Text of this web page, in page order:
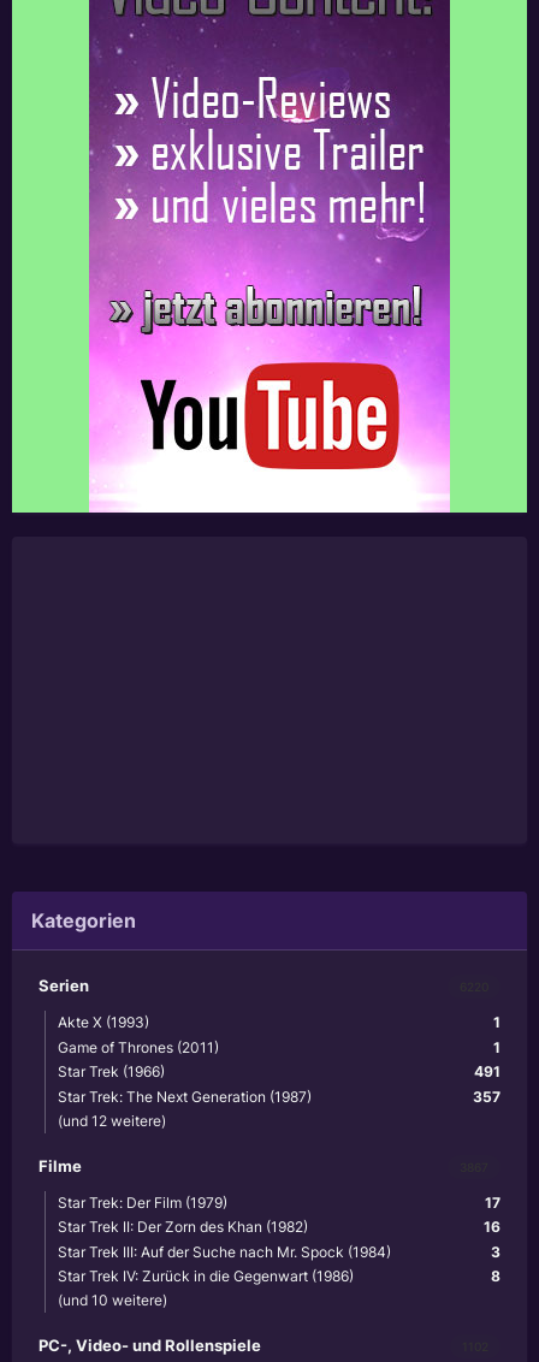
Kategorien
Serien
1
Akte X (1993)
1
Game of Thrones (2011)
491
Star Trek (1966)
357
Star Trek: The Next Generation (1987)
(und 12 weitere)
Filme
17
Star Trek: Der Film (1979)
16
Star Trek II: Der Zorn des Khan (1982)
3
Star Trek III: Auf der Suche nach Mr. Spock (1984)
8
Star Trek IV: Zurück in die Gegenwart (1986)
(und 10 weitere)
PC-, Video- und Rollenspiele